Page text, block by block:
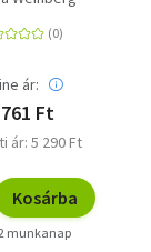
ár:
Ft
ár: 5 290 Ft
Kosárba
munkanap